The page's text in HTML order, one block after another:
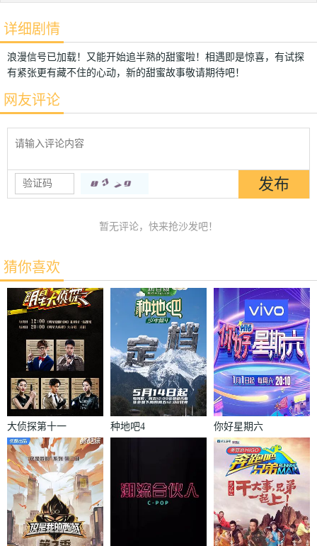
详细剧情
浪漫信号已加载！又能开始追半熟的甜蜜啦！相遇即是惊喜，有试探
有紧张更有藏不住的心动，新的甜蜜故事敬请期待吧！
网友评论
暂无评论，快来抢沙发吧！
猜你喜欢
大侦探第十一
季
种地吧4 你好星期六